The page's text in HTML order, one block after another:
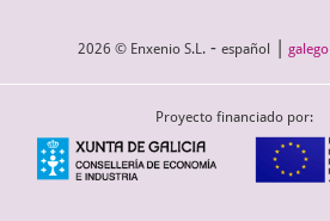
2026 © Enxenio S.L. - español galego
Proyecto financiado por: